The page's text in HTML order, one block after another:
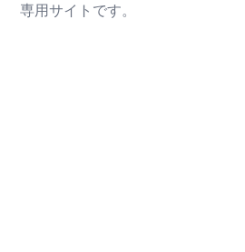
専用サイトです。